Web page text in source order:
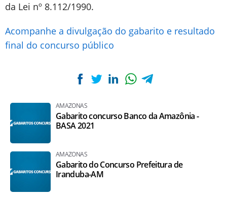
da Lei nº 8.112/1990.
Acompanhe a divulgação do gabarito e resultado
final do concurso público
AMAZONAS
Gabarito concurso Banco da Amazônia -
BASA 2021
AMAZONAS
Gabarito do Concurso Prefeitura de
Iranduba-AM